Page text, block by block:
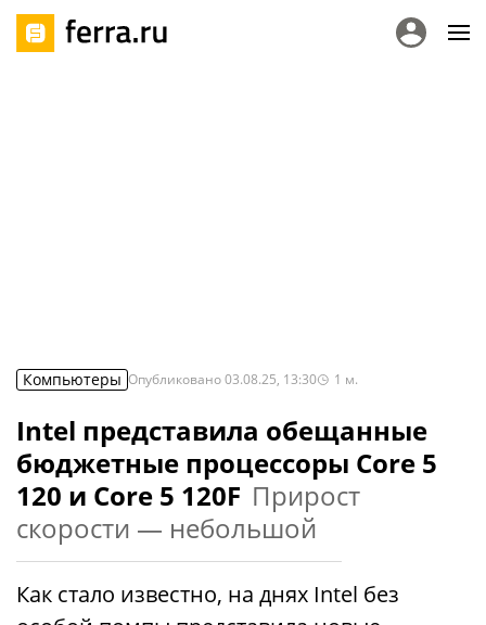
Компьютеры Опубликовано03.08.25, 13:30 1 м.
Intel представила обещанные
бюджетные процессоры Core 5
120 и Core 5 120F Прирост
скорости — небольшой
Как стало известно, на днях Intel без